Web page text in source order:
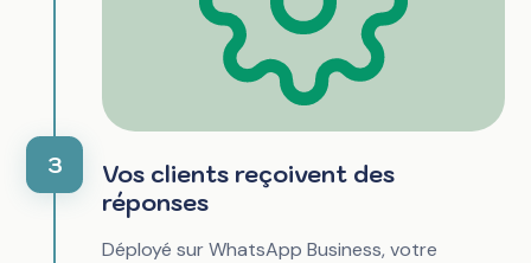
Vos clients reçoivent des
réponses
Déployé sur WhatsApp Business, votre
3